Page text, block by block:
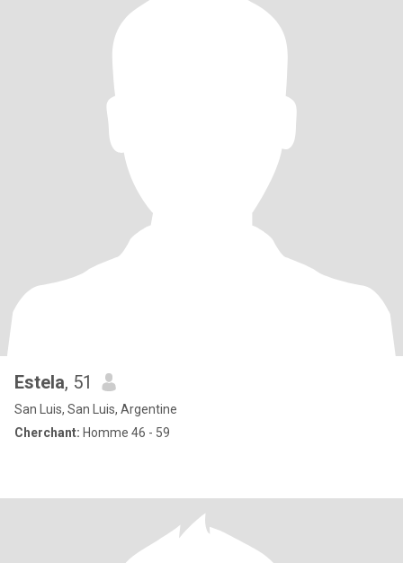
Estela, 51
San Luis, San Luis, Argentine
Cherchant: Homme 46 - 59